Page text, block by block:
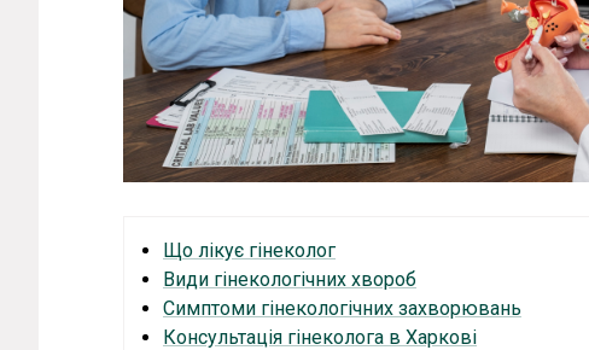
Що лікує гінеколог
Види гінекологічних хвороб
Симптоми гінекологічних захворювань
Консультація гінеколога в Харкові